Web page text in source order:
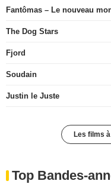
Fantômas – Le nouveau
The Dog Stars
Fjord
Soudain
Justin le Juste
Les films
Top Bandes-